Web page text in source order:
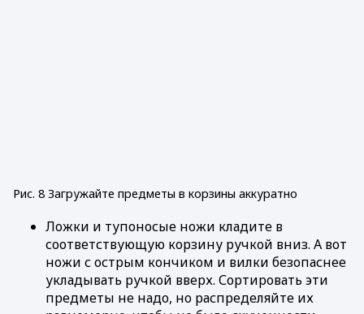
Рис. 8 Загружайте предметы в корзины аккуратно
Ложки и тупоносые ножи кладите в
соответствующую корзину ручкой вниз. А вот
ножи с острым кончиком и вилки безопаснее
укладывать ручкой вверх. Сортировать эти
предметы не надо, но распределяйте их